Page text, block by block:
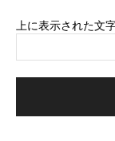
上に表示された文